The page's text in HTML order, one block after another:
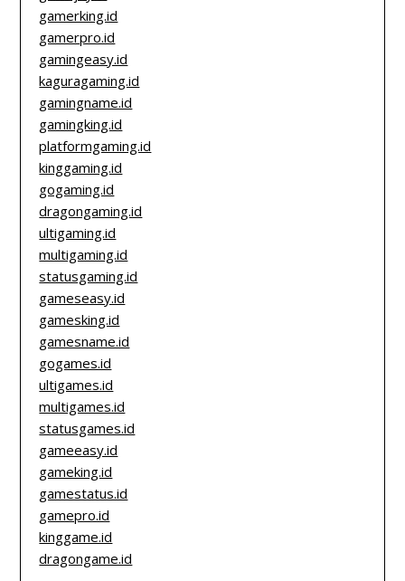
gamerking.id
gamerpro.id
gamingeasy.id
kaguragaming.id
gamingname.id
gamingking.id
platformgaming.id
kinggaming.id
gogaming.id
dragongaming.id
ultigaming.id
multigaming.id
statusgaming.id
gameseasy.id
gamesking.id
gamesname.id
gogames.id
ultigames.id
multigames.id
statusgames.id
gameeasy.id
gameking.id
gamestatus.id
gamepro.id
kinggame.id
dragongame.id